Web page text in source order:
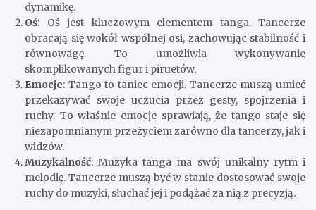
dynamikę.
Oś: Oś jest kluczowym elementem tanga. Tancerze
obracają się wokół wspólnej osi, zachowując stabilność i
równowagę. To umożliwia wykonywanie
skomplikowanych figur i piruetów.
Emocje: Tango to taniec emocji. Tancerze muszą umieć
przekazywać swoje uczucia przez gesty, spojrzenia i
ruchy. To właśnie emocje sprawiają, że tango staje się
niezapomnianym przeżyciem zarówno dla tancerzy, jak i
widzów.
Muzykalność: Muzyka tanga ma swój unikalny rytm i
melodię. Tancerze muszą być w stanie dostosować swoje
ruchy do muzyki, słuchać jej i podążać za nią z precyzją.